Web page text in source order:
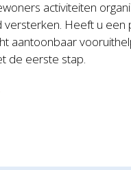
activiteiten
versterken. Heeft u een
aantoonbaar
de eerste stap.